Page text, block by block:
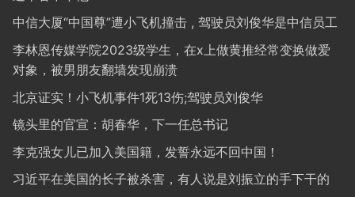
中信大厦“中国尊”遭小飞机撞击 , 驾驶员刘俊华是中信员工
李林恩传媒学院2023级学生，在x上做黄推经常变换做爱
对象，被男朋友翻墙发现崩溃
北京证实！小飞机事件1死13伤;驾驶员刘俊华
镜头里的官宣：胡春华，下一任总书记
李克强女儿已加入美国籍，发誓永远不回中国！
习近平在美国的长子被杀害，有人说是刘振立的手下干的